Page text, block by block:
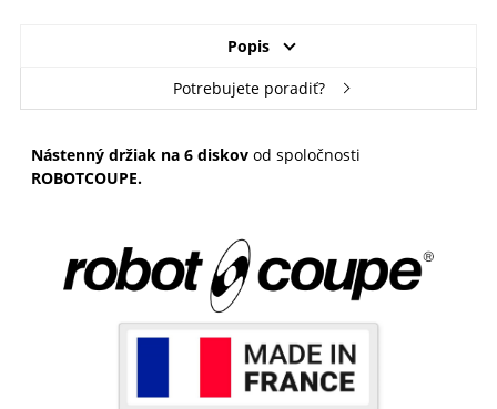
Popis
Potrebujete poradiť?
Nástenný držiak na 6 diskovod spoločnosti
ROBOTCOUPE.